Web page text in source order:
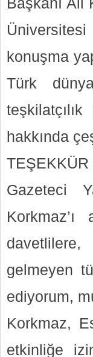
Başkanı Ali
konuşma
Türk
hakkında
TEŞEKKÜR
Gazeteci
gelmeyen
ediyorum,
Korkmaz,
etkinliğe